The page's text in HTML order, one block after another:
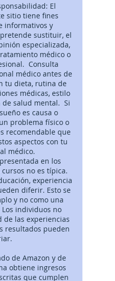
El
sitio tiene fines
informativos y
sustituir, el
especializada,
médico o
Consulta
médico antes de
tu dieta, rutina de
médicas, estilo
de salud mental. Si
es causa o
problema físico o
recomendable que
aspectos con tu
médico.
en los
no es típica.
experiencia
diferir. Esto se
y no como una
individuos no
las experiencias
resultados pueden
de Amazon y de
obtiene ingresos
que cumplen